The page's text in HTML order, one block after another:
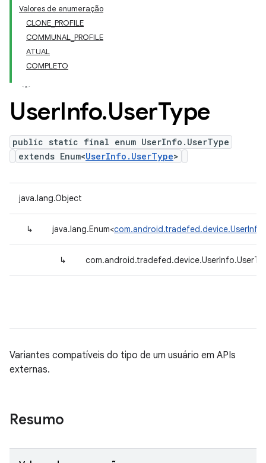
Valores de enumeração
CLONE_PROFILE
COMMUNAL_PROFILE
ATUAL
COMPLETO
UserInfo.UserType
public static final enum UserInfo.UserType
extends Enum<UserInfo.UserType>
java.lang.Object
↳ java.lang.Enum<
↳
Variantes compatíveis do tipo de um usuário em APIs
externas.
Resumo